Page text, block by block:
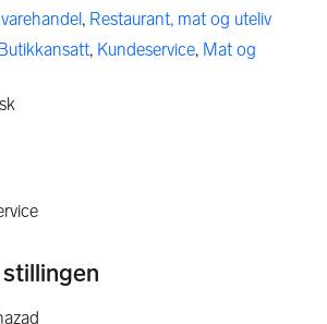
, Restaurant, mat og uteliv
, Kundeservice, Mat og